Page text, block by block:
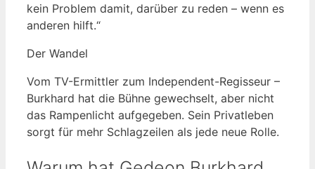
kein Problem damit, darüber zu reden – wenn es
anderen hilft.“
Der Wandel
Vom TV-Ermittler zum Independent-Regisseur –
Burkhard hat die Bühne gewechselt, aber nicht
das Rampenlicht aufgegeben. Sein Privatleben
sorgt für mehr Schlagzeilen als jede neue Rolle.